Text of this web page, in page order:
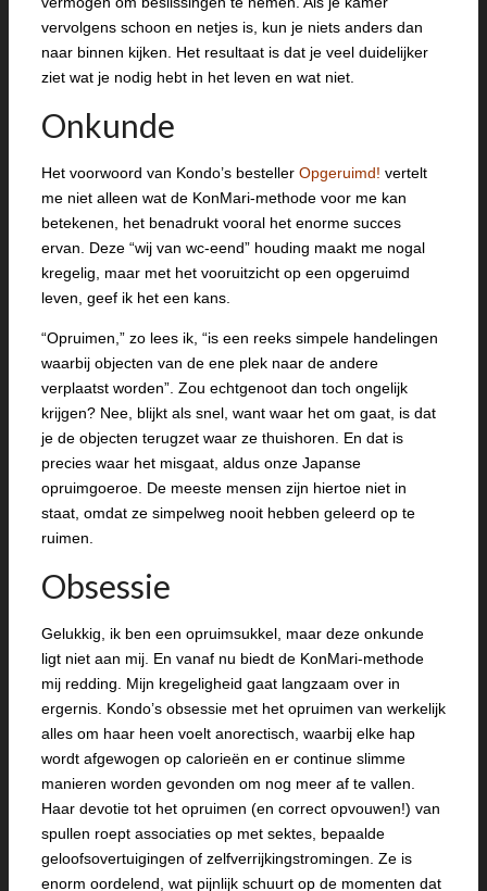
vervolgens schoon en netjes is, kun je niets anders dan
naar binnen kijken. Het resultaat is dat je veel duidelijker
ziet wat je nodig hebt in het leven en wat niet.
Onkunde
Het voorwoord van Kondo’s besteller Opgeruimd! vertelt
me niet alleen wat de KonMari-methode voor me kan
betekenen, het benadrukt vooral het enorme succes
ervan. Deze “wij van wc-eend” houding maakt me nogal
kregelig, maar met het vooruitzicht op een opgeruimd
leven, geef ik het een kans.
“Opruimen,” zo lees ik, “is een reeks simpele handelingen
waarbij objecten van de ene plek naar de andere
verplaatst worden”. Zou echtgenoot dan toch ongelijk
krijgen? Nee, blijkt als snel, want waar het om gaat, is dat
je de objecten terugzet waar ze thuishoren. En dat is
precies waar het misgaat, aldus onze Japanse
opruimgoeroe. De meeste mensen zijn hiertoe niet in
staat, omdat ze simpelweg nooit hebben geleerd op te
ruimen.
Obsessie
Gelukkig, ik ben een opruimsukkel, maar deze onkunde
ligt niet aan mij. En vanaf nu biedt de KonMari-methode
mij redding. Mijn kregeligheid gaat langzaam over in
ergernis. Kondo’s obsessie met het opruimen van werkelijk
alles om haar heen voelt anorectisch, waarbij elke hap
wordt afgewogen op calorieën en er continue slimme
manieren worden gevonden om nog meer af te vallen.
Haar devotie tot het opruimen (en correct opvouwen!) van
spullen roept associaties op met sektes, bepaalde
geloofsovertuigingen of zelfverrijkingstromingen. Ze is
enorm oordelend, wat pijnlijk schuurt op de momenten dat